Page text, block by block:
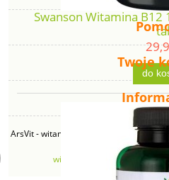
Swanson Witamina B12
do
Twoje
ArsVit - witaminyswanson.pl | ul.
NIP: 6381219140 |